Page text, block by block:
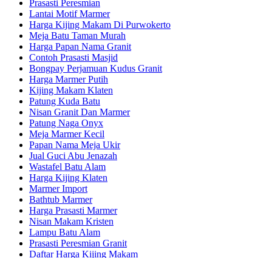
Prasasti Peresmian
Lantai Motif Marmer
Harga Kijing Makam Di Purwokerto
Meja Batu Taman Murah
Harga Papan Nama Granit
Contoh Prasasti Masjid
Bongpay Perjamuan Kudus Granit
Harga Marmer Putih
Kijing Makam Klaten
Patung Kuda Batu
Nisan Granit Dan Marmer
Patung Naga Onyx
Meja Marmer Kecil
Papan Nama Meja Ukir
Jual Guci Abu Jenazah
Wastafel Batu Alam
Harga Kijing Klaten
Marmer Import
Bathtub Marmer
Harga Prasasti Marmer
Nisan Makam Kristen
Lampu Batu Alam
Prasasti Peresmian Granit
Daftar Harga Kijing Makam